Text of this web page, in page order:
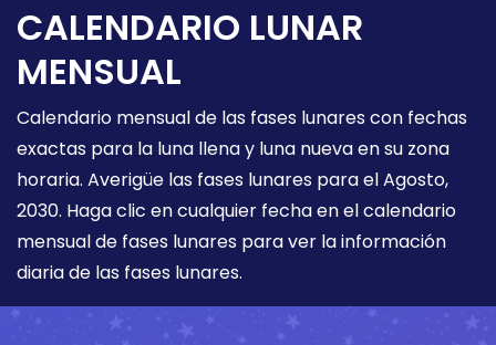
CALENDARIO LUNAR
MENSUAL
Calendario mensual de las fases lunares con fechas
exactas para la luna llena y luna nueva en su zona
horaria. Averigüe las fases lunares para el Agosto,
2030. Haga clic en cualquier fecha en el calendario
mensual de fases lunares para ver la información
diaria de las fases lunares.